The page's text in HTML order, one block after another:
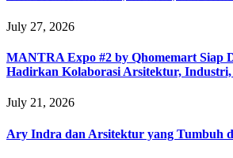
July 27, 2026
MANTRA Expo #2 by Qhomemart Siap
Hadirkan Kolaborasi Arsitektur,
July 21, 2026
Ary Indra dan Arsitektur yang Tumbuh